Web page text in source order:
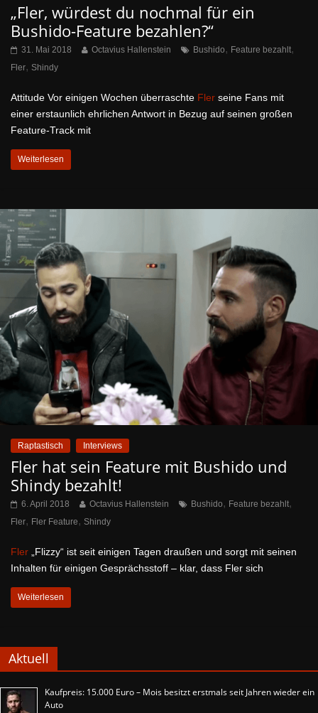
„Fler, würdest du nochmal für ein
Bushido-Feature bezahlen?“
31. Mai 2018 Octavius Hallenstein Bushido, Feature bezahlt,
Fler, Shindy
Attitude Vor einigen Wochen überraschte Fler seine Fans mit
einer erstaunlich ehrlichen Antwort in Bezug auf seinen großen
Feature-Track mit
Weiterlesen
Raptastisch Interviews
Fler hat sein Feature mit Bushido und
Shindy bezahlt!
6. April 2018 Octavius Hallenstein Bushido, Feature bezahlt,
Fler, Fler Feature, Shindy
Fler „Flizzy“ ist seit einigen Tagen draußen und sorgt mit seinen
Inhalten für einigen Gesprächsstoff – klar, dass Fler sich
Weiterlesen
Aktuell
Kaufpreis: 15.000 Euro – Mois besitzt erstmals seit Jahren wieder ein
Auto